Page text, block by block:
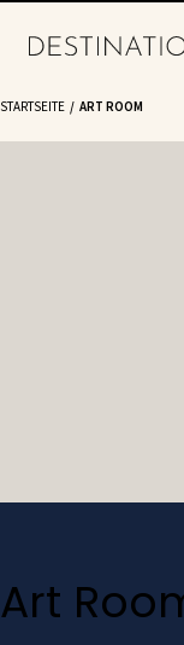
STARTSEITE ART ROOM
Art